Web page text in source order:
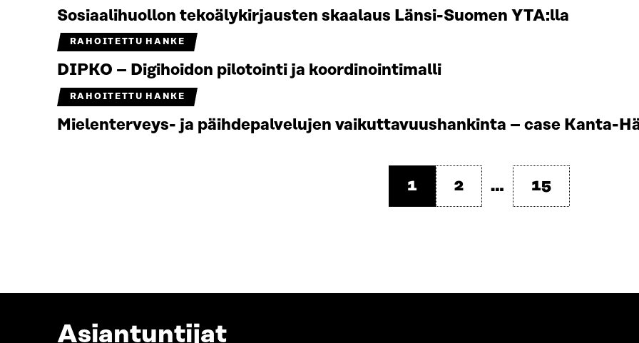
Sosiaalihuollon tekoälykirjausten skaalaus Länsi-Suomen YTA:lla
RAHOITETTU HANKE
DIPKO – Digihoidon pilotointi ja koordinointimalli
RAHOITETTU HANKE
Mielenterveys- ja päihdepalvelujen vaikuttavuushankinta – case Kanta-
1 2 … 15
Asiantuntijat